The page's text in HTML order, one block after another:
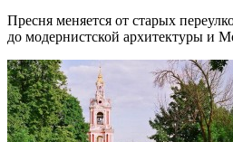
Пресня меняется от старых
до модернистской архитектуры и